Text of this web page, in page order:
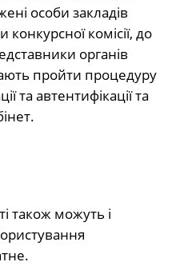
особи закладів
комісії, до
органів
пройти процедуру
та автентифікації та
також можуть і